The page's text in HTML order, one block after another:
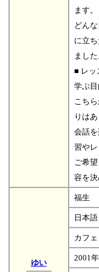
ます。
どん
に立
ました
■ レッ
学ぶ目
こち
りはあ
会話
習やレ
ご希
容を決
ゆい
福生
日本語
カフ
2001